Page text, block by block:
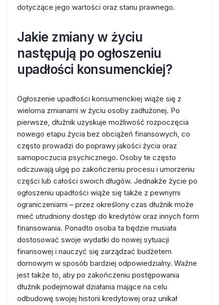
dotyczące jego wartości oraz stanu prawnego.
Jakie zmiany w życiu
następują po ogłoszeniu
upadłości konsumenckiej?
Ogłoszenie upadłości konsumenckiej wiąże się z
wieloma zmianami w życiu osoby zadłużonej. Po
pierwsze, dłużnik uzyskuje możliwość rozpoczęcia
nowego etapu życia bez obciążeń finansowych, co
często prowadzi do poprawy jakości życia oraz
samopoczucia psychicznego. Osoby te często
odczuwają ulgę po zakończeniu procesu i umorzeniu
części lub całości swoich długów. Jednakże życie po
ogłoszeniu upadłości wiąże się także z pewnymi
ograniczeniami – przez określony czas dłużnik może
mieć utrudniony dostęp do kredytów oraz innych form
finansowania. Ponadto osoba ta będzie musiała
dostosować swoje wydatki do nowej sytuacji
finansowej i nauczyć się zarządzać budżetem
domowym w sposób bardziej odpowiedzialny. Ważne
jest także to, aby po zakończeniu postępowania
dłużnik podejmował działania mające na celu
odbudowę swojej historii kredytowej oraz unikał